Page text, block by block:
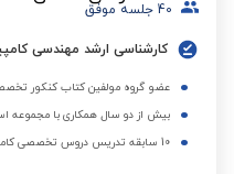
40 جلسه موفق
عضو گروه مولفین کتاب کنکور
بیش از دو سال همکاری با مجموعه
10 سابقه تدریس دروس تخصصی کامپیوتر در دانشگاه های دولتی